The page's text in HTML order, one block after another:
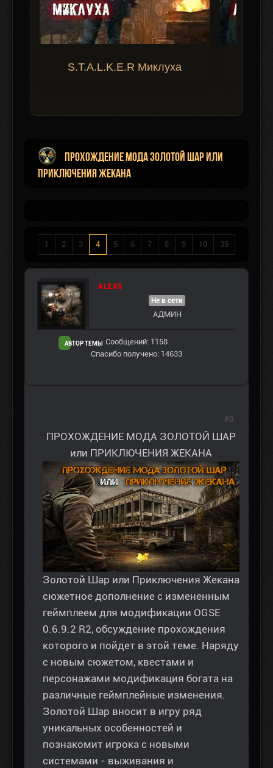
S.T.A.L.K.E.R Миклуха
Прохождение мода Золотой Шар или
Приключения Жекана
1 2 3 4 5 6 7 8 9 10 35
ALEXS
АВТОР ТЕМЫ
Не в сети
АДМИН
Сообщений: 1158
Спасибо получено: 14633
ПРОХОЖДЕНИЕ МОДА ЗОЛОТОЙ ШАР
или ПРИКЛЮЧЕНИЯ ЖЕКАНА
Золотой Шар или Приключения Жекана
сюжетное дополнение с измененным
геймплеем для модификации OGSE
0.6.9.2 R2, обсуждение прохождения
которого и пойдет в этой теме. Наряду
с новым сюжетом, квестами и
персонажами модификация богата на
различные геймплейные изменения.
Золотой Шар вносит в игру ряд
уникальных особенностей и
познакомит игрока с новыми
системами - выживания и
#0